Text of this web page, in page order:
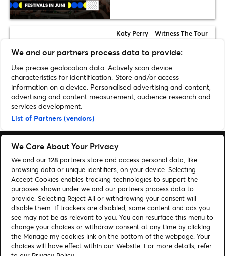
Katy Perry – Witness The Tour
Pinkpop 2017. 3-5 juni
Landgraaf.
Home»Festival»Down The Rabbit Hole 2017 – 23-25 juni Beuningen
Zoeken
Cookies beheren
Contact
Privacy Policy
Cookiebeleid
Disclaimer
We and our partners process data to provide:
Use precise geolocation data. Actively scan device
characteristics for identification. Store and/or access
information on a device. Personalised advertising and content,
advertising and content measurement, audience research and
services development.
List of Partners (vendors)
We Care About Your Privacy
We and our 128 partners store and access personal data, like
browsing data or unique identifiers, on your device. Selecting
Accept Cookies enables tracking technologies to support the
purposes shown under we and our partners process data to
provide. Selecting Reject All or withdrawing your consent will
disable them. If trackers are disabled, some content and ads you
see may not be as relevant to you. You can resurface this menu to
change your choices or withdraw consent at any time by clicking
the Manage my cookies link on the bottom of the webpage. Your
choices will have effect within our Website. For more details, refer